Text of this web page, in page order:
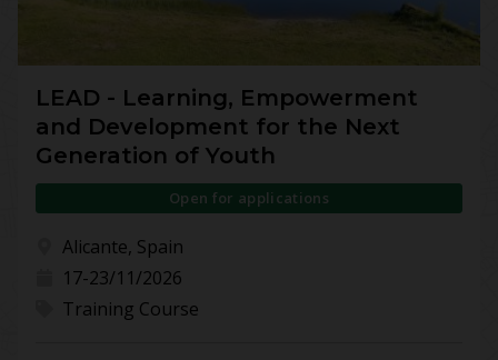
LEAD - Learning, Empowerment
and Development for the Next
Generation of Youth
Open for applications
Alicante, Spain
17-23/11/2026
Training Course